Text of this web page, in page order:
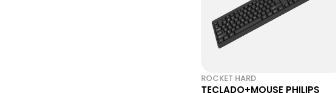
ROCKET HARD
TECLADO+MOUSE PHILIPS